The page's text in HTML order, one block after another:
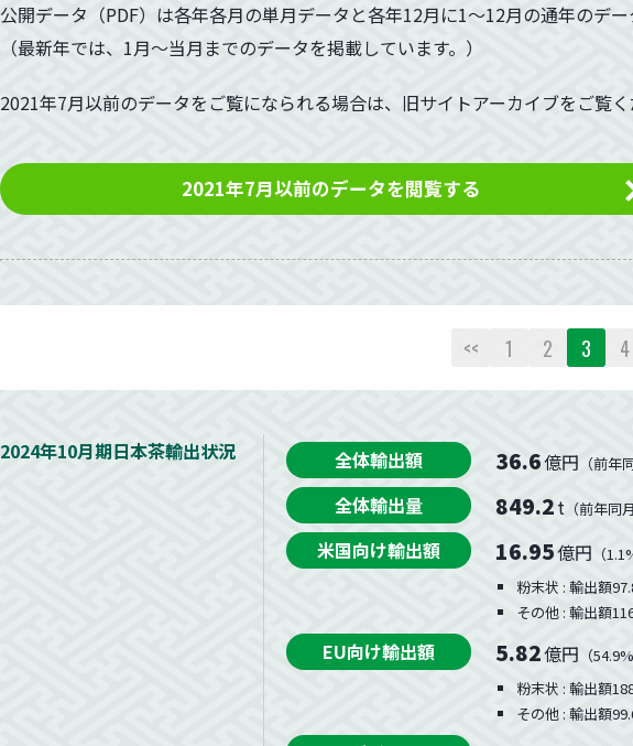
公開データ（PDF）は各年各月の単月データと各年12月に1〜12月の通年のデー
（最新年では、1月〜当月までのデータを掲載しています。）
2021年7月以前のデータをご覧になられる場合は、旧サイトアーカイブをご覧く
2021年7月以前のデータを閲覧する
ペ
<< 1 2 3 4
2024年10月期日本茶輸出状況 全体輸出額 36.6億円 （前年
全体輸出量 849.2t（前年同
米国向け輸出額 16.95億円 （
粉末状 : 輸出額
その他 : 輸出額
EU向け輸出額 5.82億円 （
粉末状 : 輸出額
その他 : 輸出額